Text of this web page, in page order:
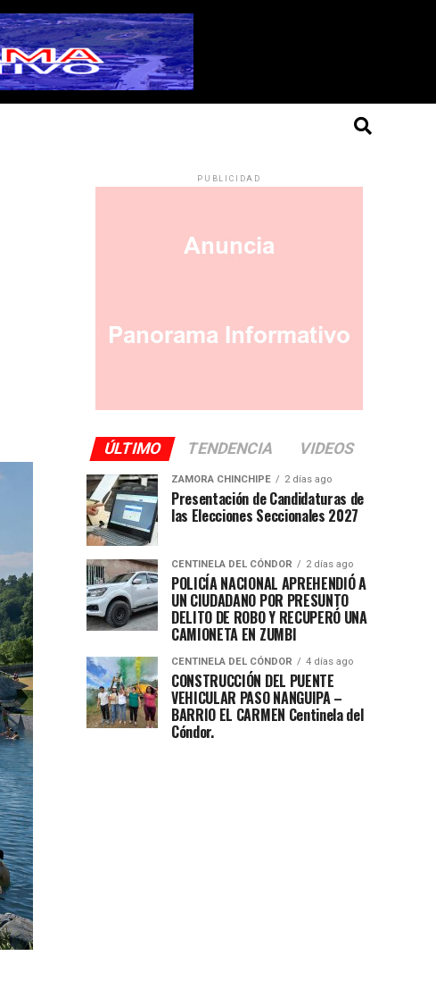
PUBLICIDAD
ÚLTIMO TENDENCIA VIDEOS
ZAMORA CHINCHIPE 2 días ago
Presentación de Candidaturas de
las Elecciones Seccionales 2027
CENTINELA DEL CÓNDOR 2 días ago
POLICÍA NACIONAL APREHENDIÓ A
UN CIUDADANO POR PRESUNTO
DELITO DE ROBO Y RECUPERÓ UNA
CAMIONETA EN ZUMBI
CENTINELA DEL CÓNDOR 4 días ago
CONSTRUCCIÓN DEL PUENTE
VEHICULAR PASO NANGUIPA –
BARRIO EL CARMEN Centinela del
Cóndor.